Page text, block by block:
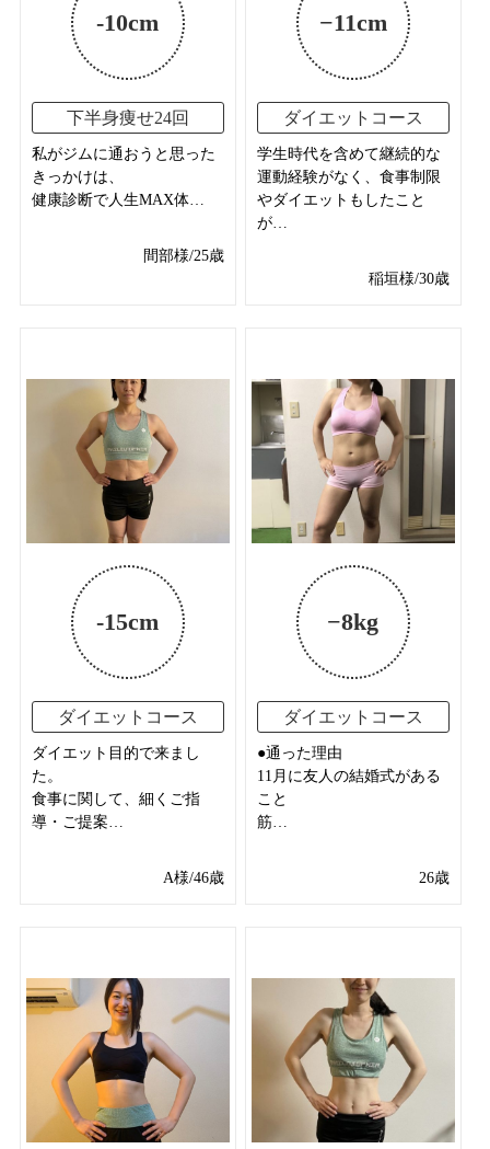
-10cm
下半身痩せ24回
私がジムに通おうと思った
きっかけは、
健康診断で人生MAX体…
間部様/25歳
−11cm
ダイエットコース
学生時代を含めて継続的な
運動経験がなく、食事制限
やダイエットもしたこと
が…
稲垣様/30歳
-15cm
ダイエットコース
ダイエット目的で来まし
た。
食事に関して、細くご指
導・ご提案…
A様/46歳
−8kg
ダイエットコース
●通った理由
11月に友人の結婚式がある
こと
筋…
26歳